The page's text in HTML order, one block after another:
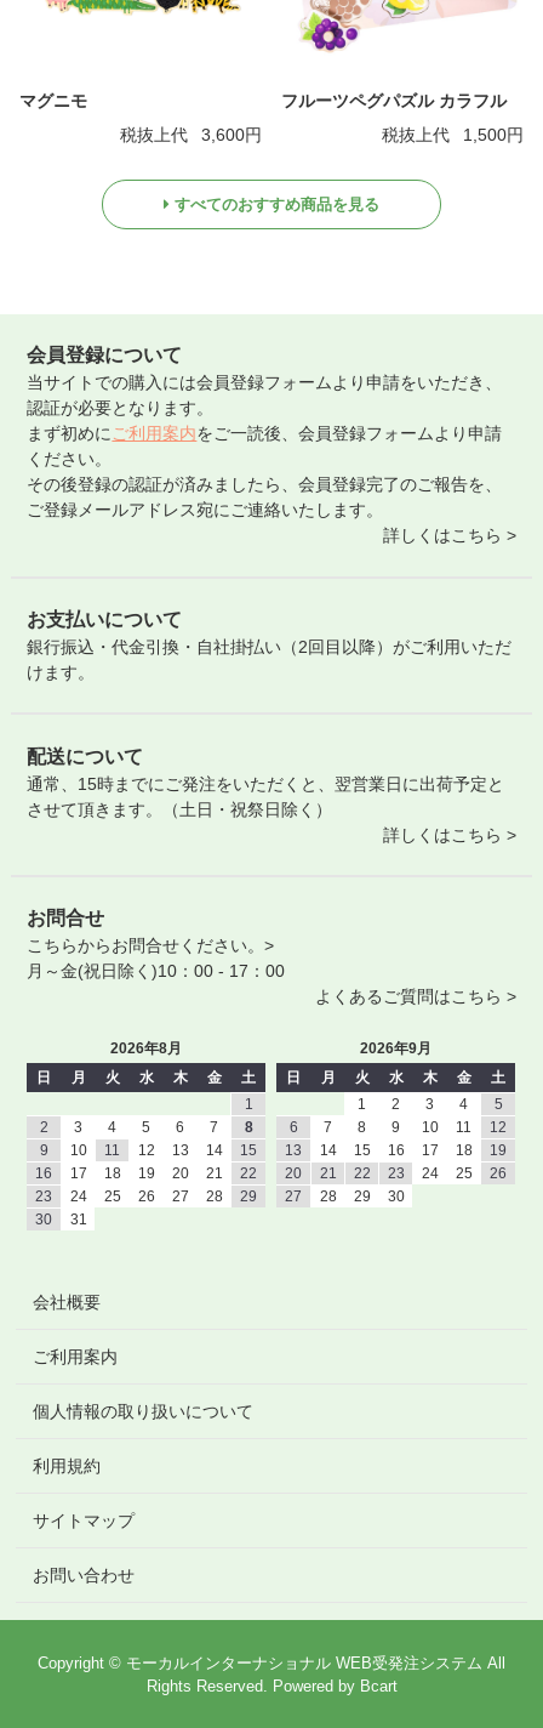
マグニモ
税抜上代
3,600円
フルーツペグパズル カラフル
税抜上代
1,500円
すべてのおすすめ商品を見る
会員登録について
当サイトでの購入には会員登録フォームより申請をいただき、
認証が必要となります。
まず初めに ご利用案内をご一読後、会員登録フォームより申請
ください。
その後登録の認証が済みましたら、会員登録完了のご報告を、
ご登録メールアドレス宛にご連絡いたします。
詳しくはこちら >
お支払いについて
銀行振込・代金引換・自社掛払い（2回目以降）がご利用いただ
けます。
配送について
通常、15時までにご発注をいただくと、翌営業日に出荷予定と
させて頂きます。（土日・祝祭日除く）
詳しくはこちら >
お問合せ
こちらからお問合せください。>
月～金(祝日除く)10：00 - 17：00
よくあるご質問はこちら >
2026年8月
日
月 火 水 木 金
土
1
2
3 4 5 6 7
8
9
10 11 12 13 14
15
16
17 18 19 20 21
22
23
24 25 26 27 28
29
30
31
2026年9月
日
月 火 水 木 金
土
1
2 3 4
5
6
7 8 9 10 11
12
13
14 15 16 17 18
19
20
21 22 23 24 25
26
27
28 29 30
会社概要
ご利用案内
個人情報の取り扱いについて
利用規約
サイトマップ
お問い合わせ
Copyright © モーカルインターナショナル WEB受発注システム All
Rights Reserved. Powered by Bcart